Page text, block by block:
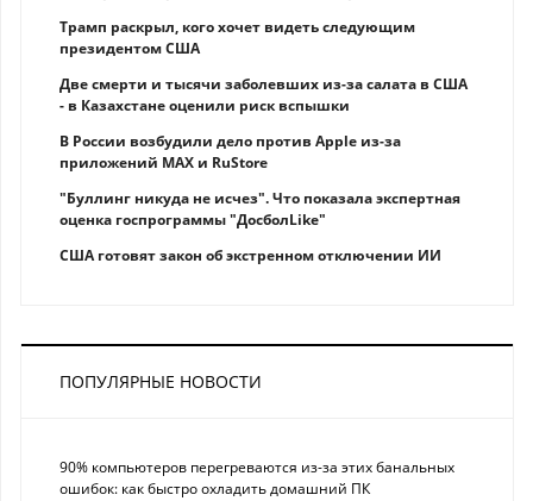
Трамп раскрыл, кого хочет видеть следующим
президентом США
Две смерти и тысячи заболевших из-за салата в США
- в Казахстане оценили риск вспышки
В России возбудили дело против Apple из-за
приложений MAX и RuStore
"Буллинг никуда не исчез". Что показала экспертная
оценка госпрограммы "ДосболLike"
США готовят закон об экстренном отключении ИИ
ПОПУЛЯРНЫЕ НОВОСТИ
90% компьютеров перегреваются из-за этих банальных
ошибок: как быстро охладить домашний ПК